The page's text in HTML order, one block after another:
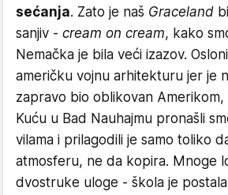
sećanja. Zato je naš Graceland
sanjiv - cream on cream, kako
Nemačka je bila veći izazov.
američku vojnu arhitekturu jer je
zapravo bio oblikovan Amerikom,
Kuću u Bad Nauhajmu pronašli
vilama i prilagodili je samo toliko
atmosferu, ne da kopira. Mnoge
dvostruke uloge - škola je